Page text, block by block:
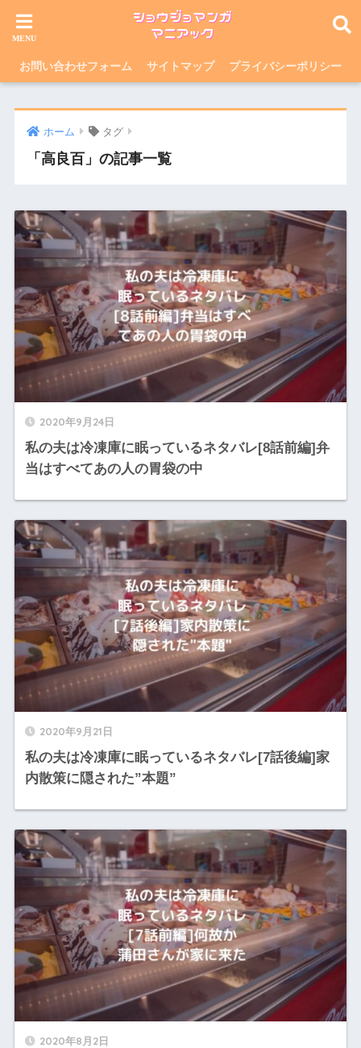
お問い合わせフォーム サイトマップ プライバシーポリシー
ホーム タグ
「高良百」の記事一覧
2020年9月24日
私の夫は冷凍庫に眠っているネタバレ[8話前編]弁
当はすべてあの人の胃袋の中
2020年9月21日
私の夫は冷凍庫に眠っているネタバレ[7話後編]家
内散策に隠された”本題”
2020年8月2日